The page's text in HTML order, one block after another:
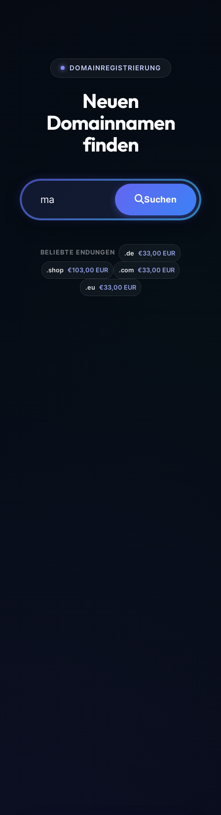
DOMAINREGISTRIERUNG
Neuen
Domainnamen
finden
Suchen
BELIEBTE ENDUNGEN .de €33,00 EUR
.shop €103,00 EUR .com €33,00 EUR
.eu €33,00 EUR